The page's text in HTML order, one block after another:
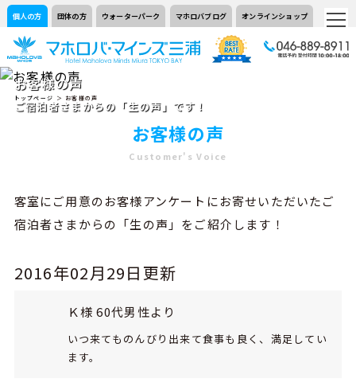
個人の方 団体の方 ウォーターパーク マホロバブログ オンラインショップ
お客様の声
ご宿泊者さまからの「生の声」です！
トップページ ＞ お客様の声
お客様の声
Customer's Voice
客室にご用意のお客様アンケートにお寄せいただいたご
宿泊者さまからの「生の声」をご紹介します！
2016年02月29日更新
Ｋ様 60代男性より
いつ来てものんびり出来て食事も良く、満足してい
ます。